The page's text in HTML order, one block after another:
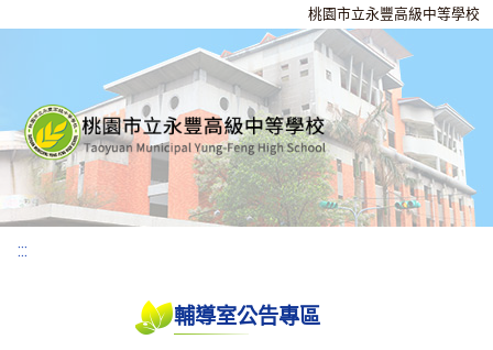
桃園市立永豐高級中等學校
:::
輔導室公告專區